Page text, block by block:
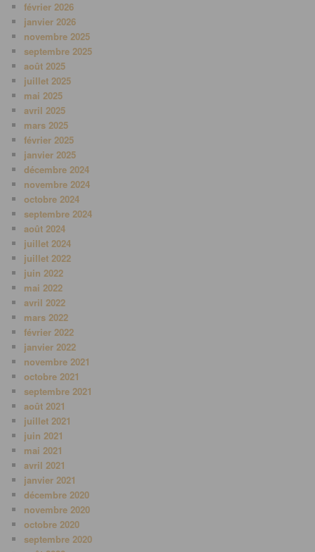
février 2026
janvier 2026
novembre 2025
septembre 2025
août 2025
juillet 2025
mai 2025
avril 2025
mars 2025
février 2025
janvier 2025
décembre 2024
novembre 2024
octobre 2024
septembre 2024
août 2024
juillet 2024
juillet 2022
juin 2022
mai 2022
avril 2022
mars 2022
février 2022
janvier 2022
novembre 2021
octobre 2021
septembre 2021
août 2021
juillet 2021
juin 2021
mai 2021
avril 2021
janvier 2021
décembre 2020
novembre 2020
octobre 2020
septembre 2020